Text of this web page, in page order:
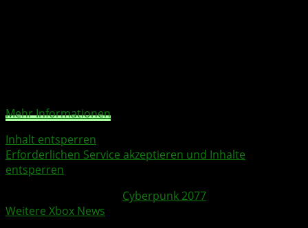
Mehr Informationen
Inhalt entsperren
Erforderlichen Service akzeptieren und Inhalte
entsperren
Cyberpunk 2077
Weitere Xbox News